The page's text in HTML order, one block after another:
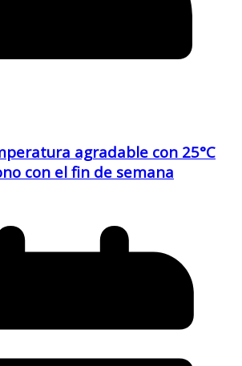
agradable con 25°C
con el fin de semana